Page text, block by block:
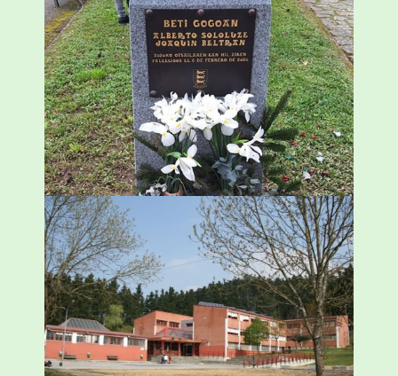
«Azkenengo 40 urteetan Zaldibar jo zuen
ingurumen-hondamendirik larriena»
ESKUALDEA,ZALDIBAR/2024-02-06
Amorebietak eta Eusko Jaurlaritzak
Urritxen institutu berri bat eraikitzea